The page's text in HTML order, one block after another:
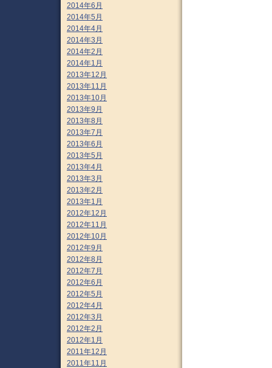
2014年6月
2014年5月
2014年4月
2014年3月
2014年2月
2014年1月
2013年12月
2013年11月
2013年10月
2013年9月
2013年8月
2013年7月
2013年6月
2013年5月
2013年4月
2013年3月
2013年2月
2013年1月
2012年12月
2012年11月
2012年10月
2012年9月
2012年8月
2012年7月
2012年6月
2012年5月
2012年4月
2012年3月
2012年2月
2012年1月
2011年12月
2011年11月